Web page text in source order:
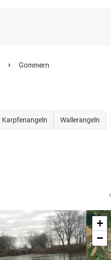
Gommern
Karpfenangeln Wallerangeln
+
−